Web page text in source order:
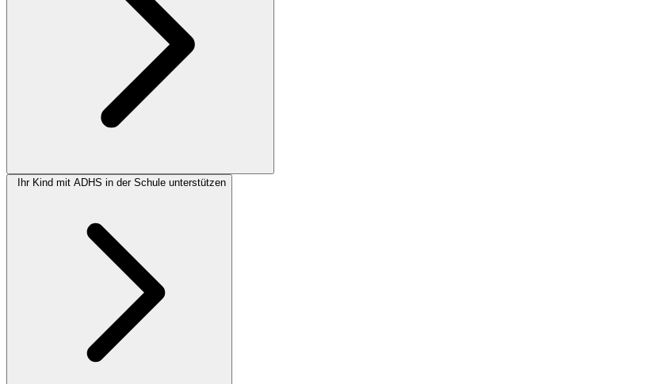
Ihr Kind mit ADHS in der Schule unterstützen